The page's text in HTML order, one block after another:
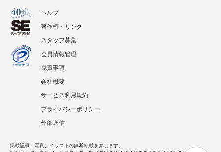
ヘルプ
著作権・リンク
スタッフ募集!
会員情報管理
免責事項
会社概要
サービス利用規約
プライバシーポリシー
外部送信
掲載記事、写真、イラストの無断転載を禁じます。